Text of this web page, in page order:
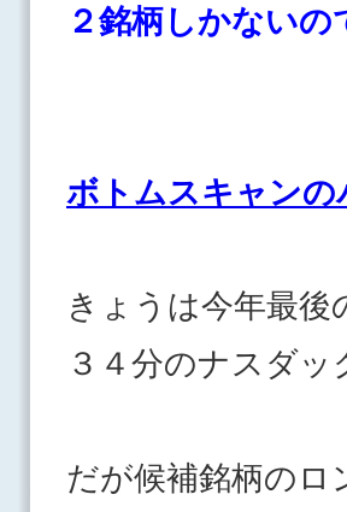
２銘柄しかない
ボトムスキャン
きょうは今年
３４分のナスダ
だが候補銘柄の